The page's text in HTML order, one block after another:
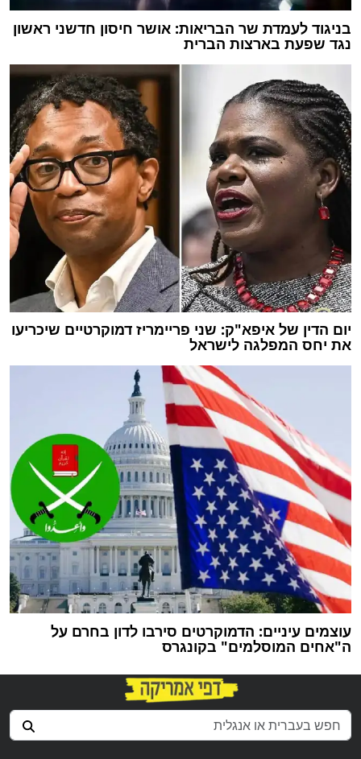
בניגוד לעמדת שר הבריאות: אושר חיסון חדשני ראשון
נגד שפעת בארצות הברית
יום הדין של איפא"ק: שני פריימריז דמוקרטיים שיכריעו
את יחס המפלגה לישראל
עוצמים עיניים: הדמוקרטים סירבו לדון בחרם על
ה"אחים המוסלמים" בקונגרס